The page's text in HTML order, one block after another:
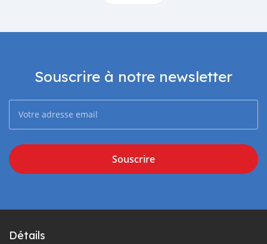
Souscrire à notre newsletter
Souscrire
Détails